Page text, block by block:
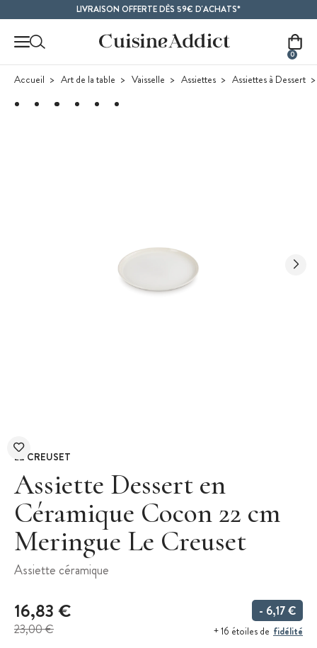
LIVRAISON OFFERTE DÈS 59€ D'ACHATS*
0
Accueil Art de la table Vaisselle Assiettes Assiettes à Dessert
LE CREUSET
Assiette Dessert en
Céramique Cocon 22 cm
Meringue Le Creuset
Assiette céramique
16,83 €
23,00 €
- 6,17 €
+ 16 étoiles de fidélité